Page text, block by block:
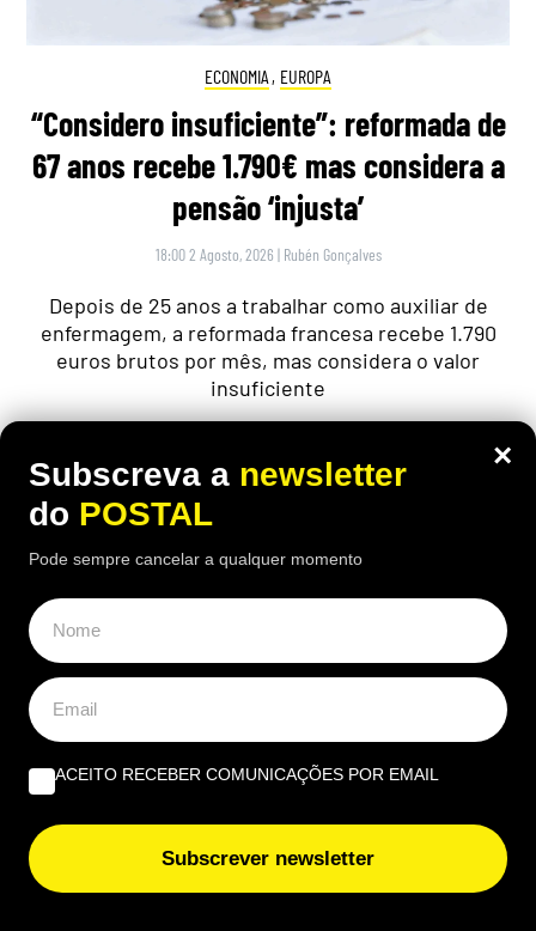
ECONOMIA , EUROPA
“Considero insuficiente”: reformada de
67 anos recebe 1.790€ mas considera a
pensão ‘injusta’
18:00 2 Agosto, 2026 | Rubén Gonçalves
Depois de 25 anos a trabalhar como auxiliar de
enfermagem, a reformada francesa recebe 1.790
euros brutos por mês, mas considera o valor
insuficiente
ALGARVE,GASTRONOMIA
“O verdadeiro sabor da Guia”: nesta
×
Subscreva a newsletter
do POSTAL
Pode sempre cancelar a qualquer momento
ACEITO RECEBER COMUNICAÇÕES POR EMAIL
Subscrever newsletter